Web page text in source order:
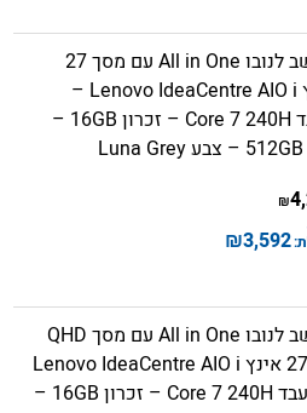
מחשב לנובו All in One עם מסך 27
אינץ Lenovo IdeaCentre AIO i –
מעבד Core 7 240H – זכרון 16GB –
₪
3,592
₪
מחשב לנובו All in One עם מסך QHD
של 27 אינץ Lenovo IdeaCentre AIO i
– מעבד Core 7 240H – זכרון 16GB –